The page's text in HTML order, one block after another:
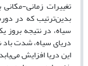
تغییرات زمانی-
بدین‌ترتیب که در
سیاه، در نتیجه
دریای سیاه، شدت
این دریا افزایش